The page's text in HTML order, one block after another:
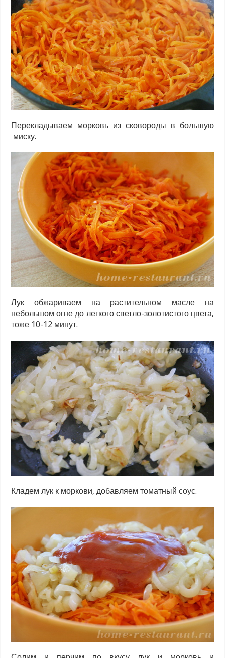
Перекладываем морковь из сковороды в большую
миску.
Лук обжариваем на растительном масле на
небольшом огне до легкого светло-золотистого цвета,
тоже 10-12 минут.
Кладем лук к моркови, добавляем томатный соус.